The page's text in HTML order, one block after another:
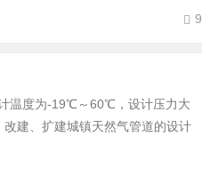
9
度为-19℃～60℃，设计压力大
建、扩建城镇天然气管道的设计